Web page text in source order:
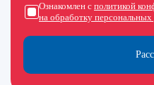
Ознакомлен с политикой
на обработку